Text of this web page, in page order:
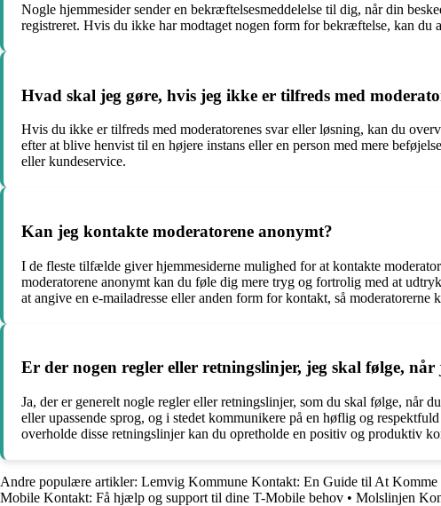
Nogle hjemmesider sender en bekræftelsesmeddelelse til dig, når din
registreret. Hvis du ikke har modtaget nogen form for bekræftelse, kan du
Hvad skal jeg gøre, hvis jeg ikke er tilfreds med
Hvis du ikke er tilfreds med moderatorenes svar eller løsning, kan du
efter at blive henvist til en højere instans eller en person med mere
eller kundeservice.
Kan jeg kontakte moderatorene anonymt?
I de fleste tilfælde giver hjemmesiderne mulighed for at kontakte
moderatorene anonymt kan du føle dig mere tryg og fortrolig med at
at angive en e-mailadresse eller anden form for kontakt, så moderatorerne
Er der nogen regler eller retningslinjer, jeg skal følge,
Ja, der er generelt nogle regler eller retningslinjer, som du skal følge, når
eller upassende sprog, og i stedet kommunikere på en høflig og
overholde disse retningslinjer kan du opretholde en positiv og produktiv
Andre populære artikler: Lemvig Kommune Kontakt: En Guide til At
Mobile Kontakt: Få hjælp og support til dine T-Mobile behov • Molslinjen